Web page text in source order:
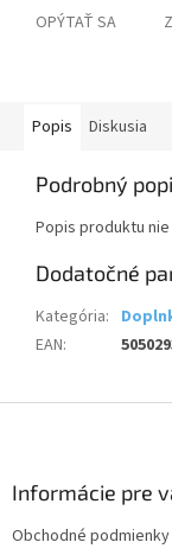
OPÝTAŤ SA
Popis Diskusia
Podrobný
Popis produktu
Dodatočné
Kategória:
EAN:
Informácie pre
Obchodné podmienky